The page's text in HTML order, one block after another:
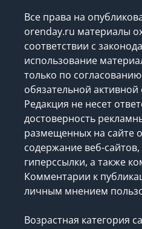
Все права на
orenday.ru материалы
соответствии с
использование
только по
обязательной
Редакция не несет
достоверность
размещенных на сайте
содержание веб-
гиперссылки, а также
Комментарии к
личным мнением
Возрастная категория